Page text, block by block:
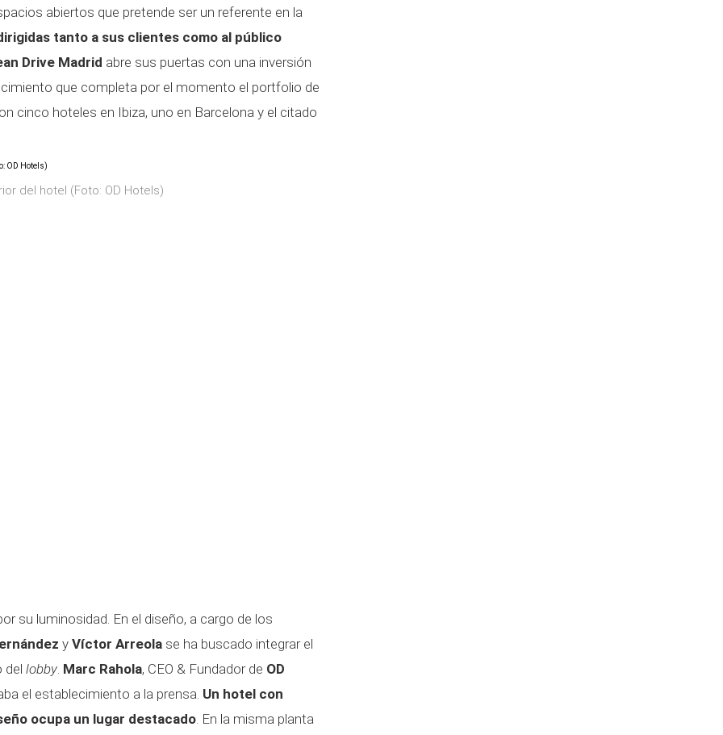
abiertos que pretende ser un referente en la
tanto a sus clientes como al público
Drive Madrid abre sus puertas con una inversión
que completa por el momento el portfolio de
cinco hoteles en Ibiza, uno en Barcelona y el citado
del hotel (Foto: OD Hotels)
su luminosidad. En el diseño, a cargo de los
y Víctor Arreola se ha buscado integrar el
del lobby. Marc Rahola, CEO & Fundador de OD
el establecimiento a la prensa. Un hotel con
ocupa un lugar destacado. En la misma planta